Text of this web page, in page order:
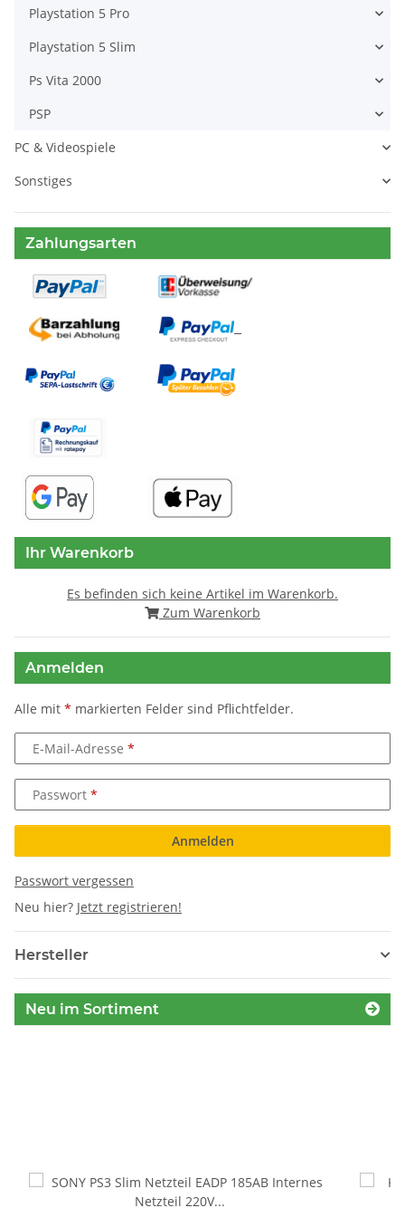
Playstation 5 Pro
Playstation 5 Slim
Ps Vita 2000
PSP
PC & Videospiele
Sonstiges
Zahlungsarten
Ihr Warenkorb
Es befinden sich keine Artikel im Warenkorb.
Zum Warenkorb
Anmelden
Alle mit * markierten Felder sind Pflichtfelder.
E-Mail-Adresse
Passwort
Anmelden
Passwort vergessen
Neu hier? Jetzt registrieren!
Hersteller
Neu im Sortiment